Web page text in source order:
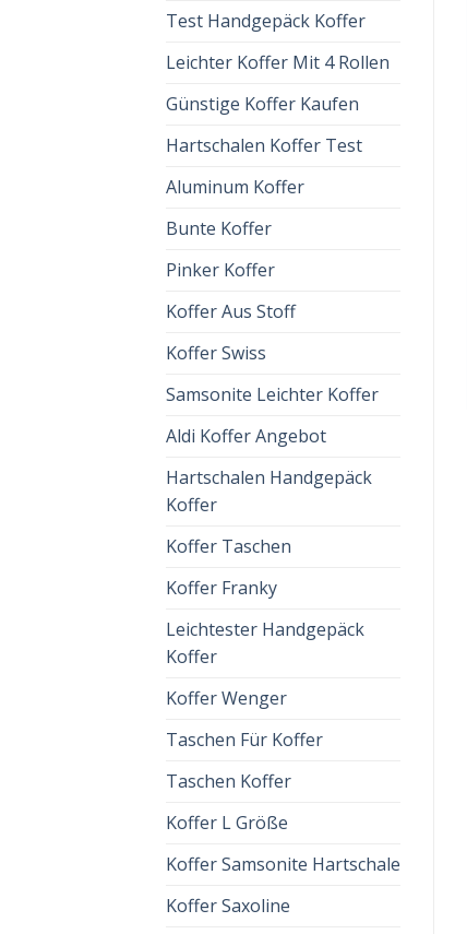
Test Handgepäck Koffer
Leichter Koffer Mit 4 Rollen
Günstige Koffer Kaufen
Hartschalen Koffer Test
Aluminum Koffer
Bunte Koffer
Pinker Koffer
Koffer Aus Stoff
Koffer Swiss
Samsonite Leichter Koffer
Aldi Koffer Angebot
Hartschalen Handgepäck
Koffer
Koffer Taschen
Koffer Franky
Leichtester Handgepäck
Koffer
Koffer Wenger
Taschen Für Koffer
Taschen Koffer
Koffer L Größe
Koffer Samsonite Hartschale
Koffer Saxoline
koffer rada
56.00